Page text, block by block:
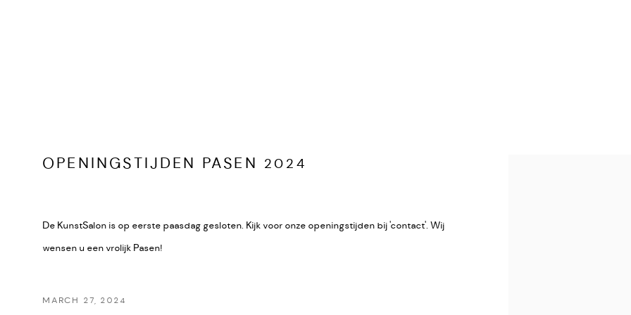
OPENINGSTIJDEN PASEN 2024
De KunstSalon is op eerste paasdag gesloten. Kijk voor onze openingstijden bij 'contact'. Wij
wensen u een vrolijk Pasen!
MARCH 27, 2024